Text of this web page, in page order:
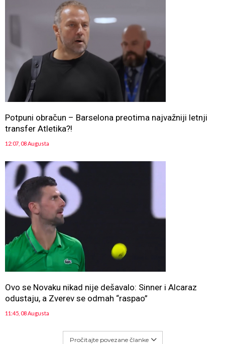
Potpuni obračun – Barselona preotima najvažniji letnji
transfer Atletika?!
12:07, 08 Augusta
Ovo se Novaku nikad nije dešavalo: Sinner i Alcaraz
odustaju, a Zverev se odmah “raspao”
11:45, 08 Augusta
Pročitajte povezane članke